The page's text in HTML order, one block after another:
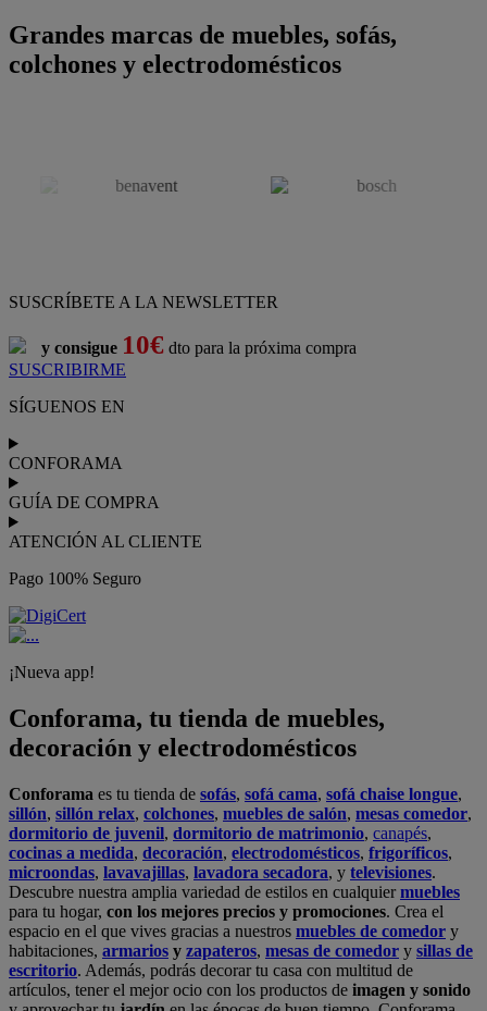
Grandes marcas de muebles, sofás,
colchones y electrodomésticos
SUSCRÍBETE A LA NEWSLETTER
y consigue 10€ dto para la próxima compra
SUSCRIBIRME
SÍGUENOS EN
CONFORAMA
GUÍA DE COMPRA
ATENCIÓN AL CLIENTE
Pago 100% Seguro
¡Nueva app!
Conforama, tu tienda de muebles,
decoración y electrodomésticos
Conforama es tu tienda de sofás, sofá cama, sofá chaise longue,
sillón, sillón relax, colchones, muebles de salón, mesas comedor,
dormitorio de juvenil, dormitorio de matrimonio, canapés,
cocinas a medida, decoración, electrodomésticos, frigoríficos,
microondas, lavavajillas, lavadora secadora, y televisiones.
Descubre nuestra amplia variedad de estilos en cualquiermuebles
para tu hogar, con los mejores precios y promociones. Crea el
espacio en el que vives gracias a nuestros muebles de comedor y
habitaciones, armarios y zapateros, mesas de comedor y sillas de
escritorio. Además, podrás decorar tu casa con multitud de
artículos, tener el mejor ocio con los productos de imagen y sonido